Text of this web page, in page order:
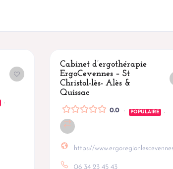
Cabinet d’ergothérapie
ErgoCevennes – St
Christol-lès- Alès &
Quissac
0.0 POPULAIRE
https://
06 34 23 45 43